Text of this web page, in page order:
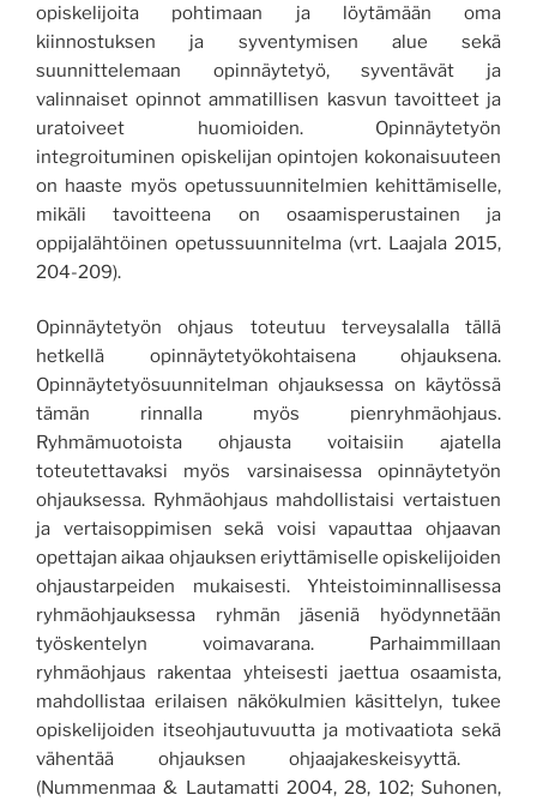
opiskelijoita pohtimaan ja löytämään oma
kiinnostuksen ja syventymisen alue sekä
suunnittelemaan opinnäytetyö, syventävät ja
valinnaiset opinnotammatillisen kasvun tavoitteetja
uratoiveet huomioiden. Opinnäytetyön
integroituminen opiskelijan opintojen kokonaisuuteen
on haaste myös opetussuunnitelmien kehittämiselle,
mikäli tavoitteena on osaamisperustainen ja
oppijalähtöinen opetussuunnitelma (vrt. Laajala 2015,
204-209).
Opinnäytetyön ohjaus toteutuu terveysalalla tällä
hetkellä opinnäytetyökohtaisena ohjauksena.
Opinnäytetyösuunnitelman ohjauksessa on käytössä
tämän rinnalla myös pienryhmäohjaus.
Ryhmämuotoista ohjausta voitaisiin ajatella
toteutettavaksi myös varsinaisessa opinnäytetyön
ohjauksessa. Ryhmäohjaus mahdollistaisi vertaistuen
ja vertaisoppimisen sekä voisi vapauttaa ohjaavan
opettajan aikaa ohjauksen eriyttämiselle opiskelijoiden
ohjaustarpeiden mukaisesti.
Yhteistoiminnallisessa
ryhmäohjauksessa ryhmän jäseniä hyödynnetään
työskentelyn voimavarana. Parhaimmillaan
ryhmäohjaus rakentaa yhteisesti jaettua osaamista,
mahdollistaa erilaisen näkökulmien käsittelyn, tukee
opiskelijoiden itseohjautuvuuttaja motivaatiota sekä
vähentää ohjauksen ohjaajakeskeisyyttä.
(Nummenmaa & Lautamatti 2004,28, 102; Suhonen,